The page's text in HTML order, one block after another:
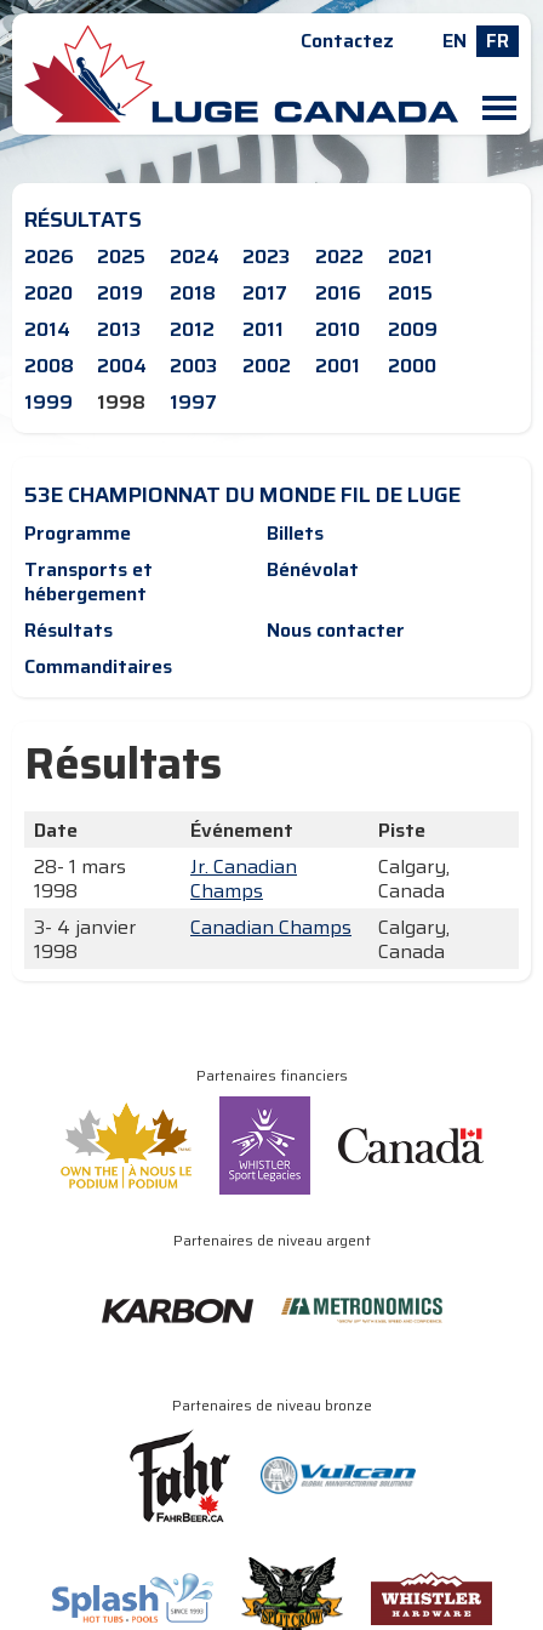
Contactez EN FR
M
RÉSULTATS
2026 2025 2024 2023 2022
2021
2020
2019 2018 2017 2016
2015
2014
2013 2012 2011 2010
2009
2008
2004 2003 2002 2001
2000
1999
1998 1997
53E CHAMPIONNAT DU MONDE FIL DE LUGE
Programme
Billets
Transports et
hébergement
Bénévolat
Résultats
Nous contacter
Commanditaires
Résultats
Date Événement
Piste
28- 1 mars
1998
Jr. Canadian
Champs
Calgary,
Canada
3- 4 janvier
1998
Canadian Champs
Calgary,
Canada
Partenaires financiers
Partenaires de niveau argent
Partenaires de niveau bronze